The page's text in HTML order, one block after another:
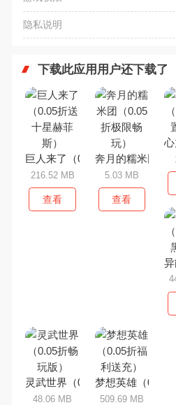
隐私说明
下载此应用用户还下载了
巨人来了（0.05折送十星赫菲斯
216.52 MB
查看
奔月的糯米团（
5.03 MB
查看
灵武世界（0.05折畅玩版）
48.06 MB
梦想英雄（0.05
509.69 MB